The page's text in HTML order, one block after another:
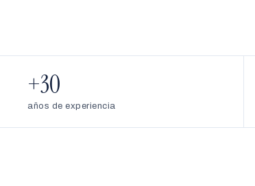
+30
años de experiencia